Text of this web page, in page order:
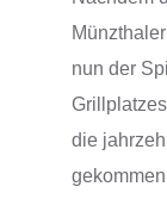
nun der
die